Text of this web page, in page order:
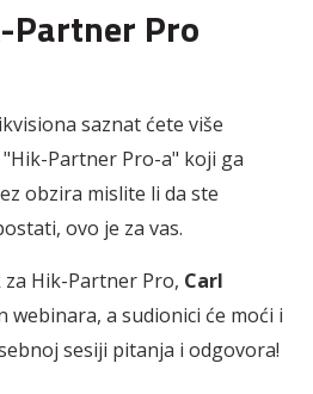
Partner Pro
saznat ćete više
Partner Pro-a" koji ga
obzira mislite li da ste
ovo je za vas.
Hik-Partner Pro, Carl
webinara, a sudionici će moći i
sesiji pitanja i odgovora!